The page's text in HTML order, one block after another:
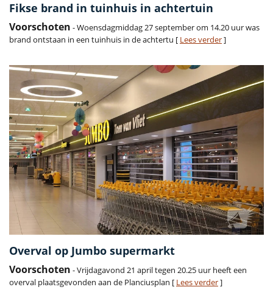
Fikse brand in tuinhuis in achtertuin
Voorschoten - Woensdagmiddag 27 september om 14.20 uur was
brand ontstaan in een tuinhuis in de achtertu [ Lees verder]
Overval op Jumbo supermarkt
Voorschoten - Vrijdagavond 21 april tegen 20.25 uur heeft een
overval plaatsgevonden aan de Planciusplan [ Lees verder]